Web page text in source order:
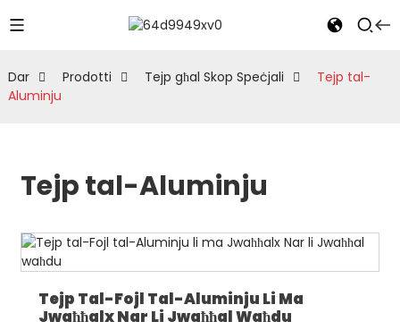
Dar Prodotti Tejp għal Skop Speċjali
Tejp tal-
Aluminju
Tejp tal-Aluminju
Tejp Tal-Fojl Tal-Aluminju Li Ma
Jwaħħalx Nar Li Jwaħħal Waħdu